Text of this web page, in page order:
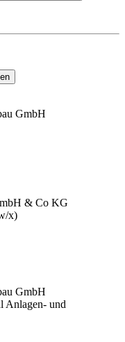
GmbH
& Co KG
x)
GmbH
Anlagen- und